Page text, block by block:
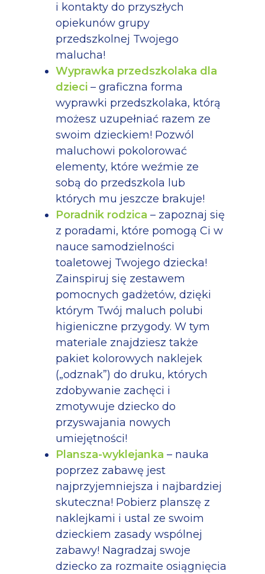
i kontakty do przyszłych
opiekunów grupy
przedszkolnej Twojego
malucha!
Wyprawka przedszkolaka dla
dzieci – graficzna forma
wyprawki przedszkolaka, którą
możesz uzupełniać razem ze
swoim dzieckiem! Pozwól
maluchowi pokolorować
elementy, które weźmie ze
sobą do przedszkola lub
których mu jeszcze brakuje!
Poradnik rodzica – zapoznaj się
z poradami, które pomogą Ci w
nauce samodzielności
toaletowej Twojego dziecka!
Zainspiruj się zestawem
pomocnych gadżetów, dzięki
którym Twój maluch polubi
higieniczne przygody. W tym
materiale znajdziesz także
pakiet kolorowych naklejek
(„odznak”) do druku, których
zdobywanie zachęci i
zmotywuje dziecko do
przyswajania nowych
umiejętności!
Plansza-wyklejanka – nauka
poprzez zabawę jest
najprzyjemniejsza i najbardziej
skuteczna! Pobierz planszę z
naklejkami i ustal ze swoim
dzieckiem zasady wspólnej
zabawy! Nagradzaj swoje
dziecko za rozmaite osiągnięcia